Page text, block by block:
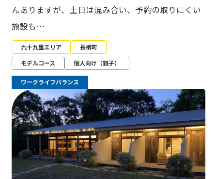
んありますが、土日は混み合い、予約の取りにくい
施設も…
九十九里エリア
長柄町
モデルコース
個人向け（親子）
ワークライフバランス